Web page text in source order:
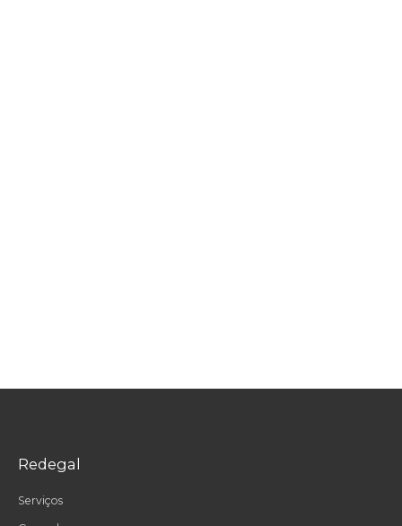
Redegal
Serviços